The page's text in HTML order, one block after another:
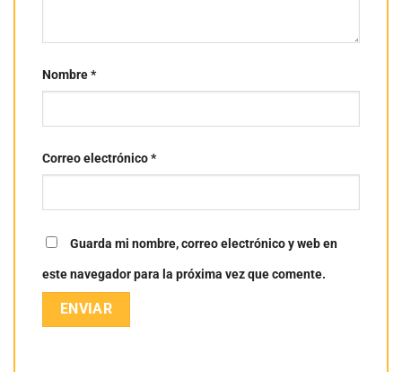
Nombre*
Correo electrónico*
Guarda mi nombre, correo electrónico y web en
este navegador para la próxima vez que comente.